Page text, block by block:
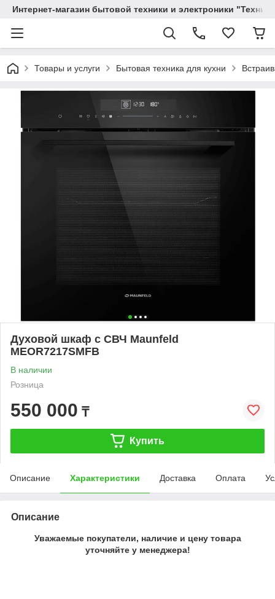
Интернет-магазин бытовой техники и электроники
Товары и услуги Бытовая техника для кухни
Духовой шкаф с СВЧ Maunfeld
MEOR7217SMFB
В наличии
Розница
550 000 ₸
Купить
Описание Характеристики Доставка Оплата
Описание
Уважаемые покупатели, наличие и цену товара
уточняйте у менеджера!